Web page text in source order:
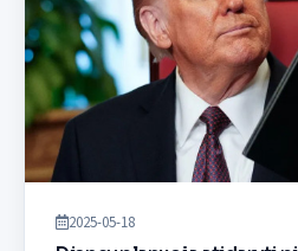
2025-05-18